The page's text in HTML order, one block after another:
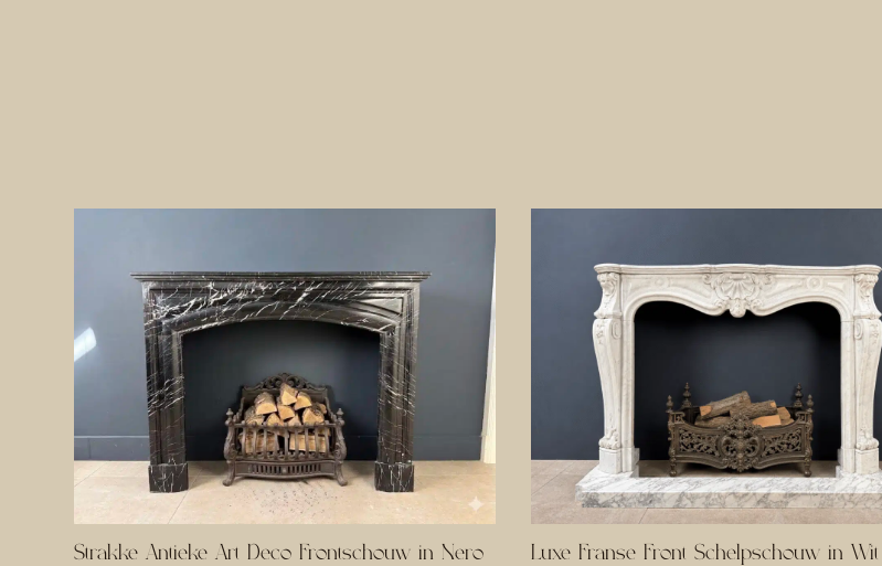
Strakke Antieke Art Deco Frontschouw in Nero
Luxe Franse Front Schelpschouw in Wit